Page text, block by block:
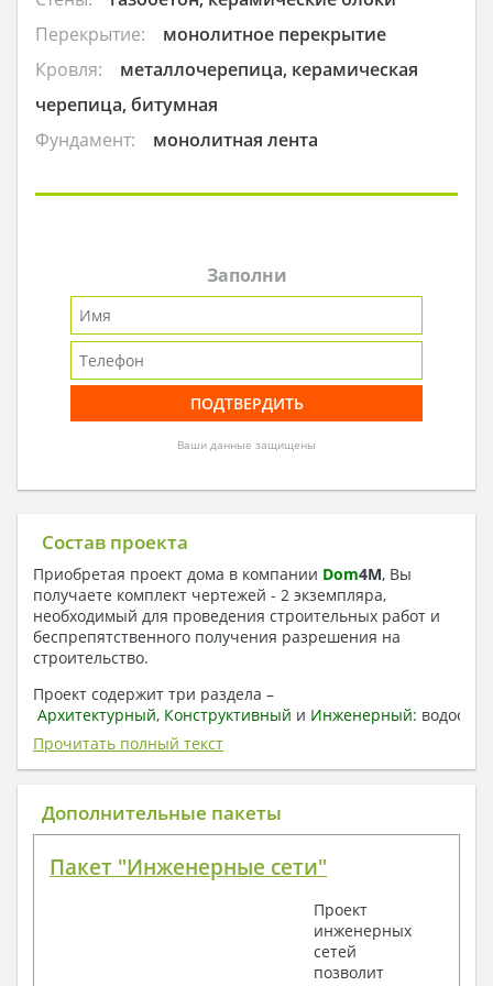
Перекрытие:
монолитное перекрытие
Кровля:
металлочерепица, керамическая
черепица, битумная
Фундамент:
монолитная лента
Заполни
Ваши данные защищены
Состав проекта
Приобретая проект дома в компании Dom4M, Вы
получаете комплект чертежей - 2 экземпляра,
необходимый для проведения строительных работ и
беспрепятственного получения разрешения на
строительство.
Проект содержит три раздела –
Архитектурный, Конструктивный и Инженерный:
отопление, вентиляция, канализация,
электроснабжение (приобретается за дополнительную
плату) + Пояснительная записка.
1. Архитектурный раздел:
План координационных осей
Поэтажные маркировочные планы с
Разрезы и состав конструкций
Прочитать полный текст
Дополнительные пакеты
Пакет "Инженерные сети"
Проект
инженерных
сетей
позволит